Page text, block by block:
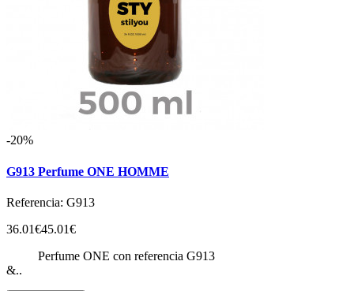
-20%
G913 Perfume ONE HOMME
Referencia: G913
36.01€45.01€
Perfume ONE con referencia G913
&..